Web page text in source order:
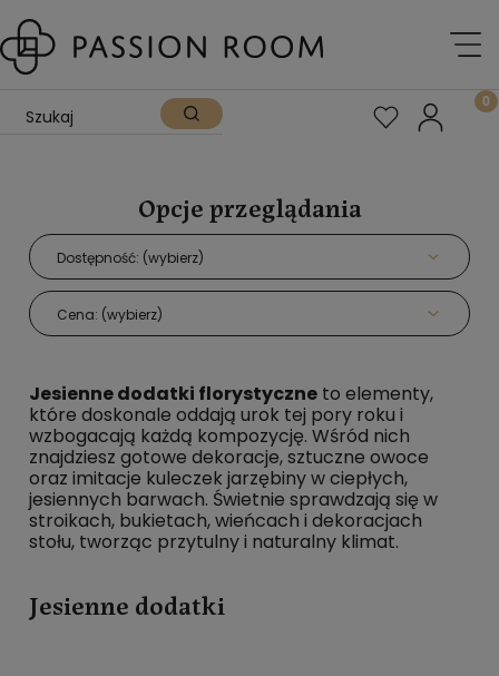
Opcje przeglądania
Dostępność: (wybierz)
Cena: (wybierz)
Jesienne dodatki florystyczne to elementy,
które doskonale oddają urok tej pory roku i
wzbogacają każdą kompozycję. Wśród nich
znajdziesz gotowe dekoracje, sztuczne owoce
oraz imitacje kuleczek jarzębiny w ciepłych,
jesiennych barwach. Świetnie sprawdzają się w
stroikach, bukietach, wieńcach i dekoracjach
stołu, tworząc przytulny i naturalny klimat.
Jesienne dodatki